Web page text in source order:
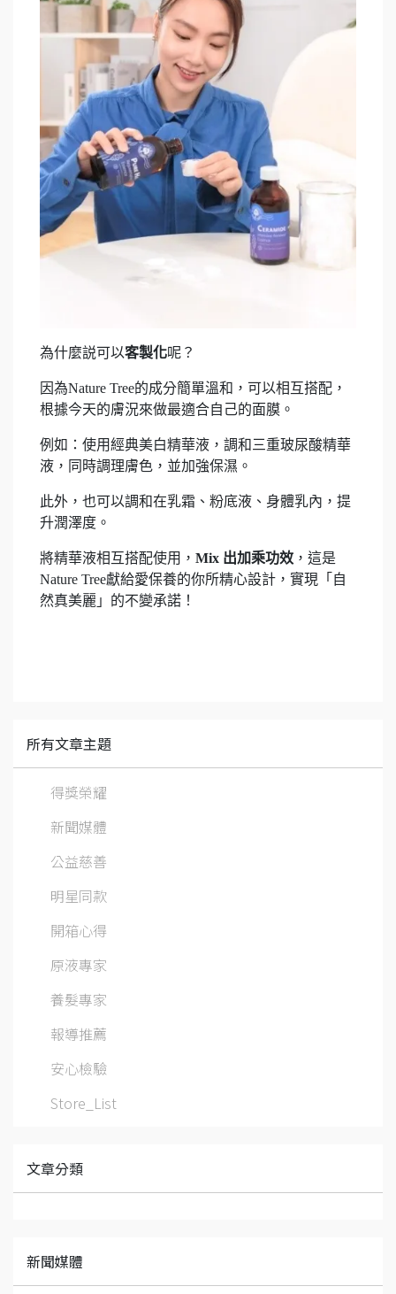
為什麼説可以客製化呢？
因為Nature Tree的成分簡單溫和，可以相互搭配，
根據今天的膚況來做最適合自己的面膜。
例如：使用經典美白精華液，調和三重玻尿酸精華
液，同時調理膚色，並加強保濕。
此外，也可以調和在乳霜、粉底液、身體乳內，提
升潤澤度。
將精華液相互搭配使用， Mix 出加乘功效 ，這是
Nature Tree獻給愛保養的你所精心設計，實現「自
然真美麗」的不變承諾！
所有文章主題
得獎榮耀
新聞媒體
公益慈善
明星同款
開箱心得
原液專家
養髮專家
報導推薦
安心檢驗
Store_List
文章分類
新聞媒體